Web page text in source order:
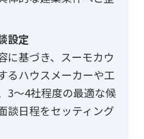
設定
に基づき、スーモカウ
るハウスメーカーや工
3〜4社程度の最適な候
談日程をセッティング